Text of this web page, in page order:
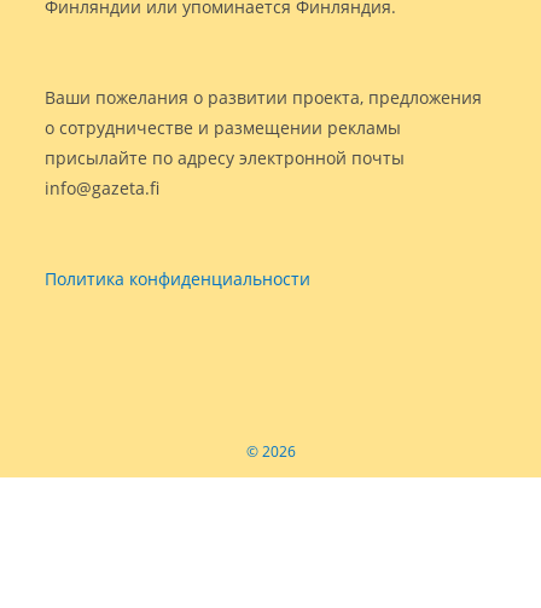
Финляндии или упоминается Финляндия.
Ваши пожелания о развитии проекта, предложения
о сотрудничестве и размещении рекламы
присылайте по адресу электронной почты
info@gazeta.fi
Политика конфиденциальности
© 2026